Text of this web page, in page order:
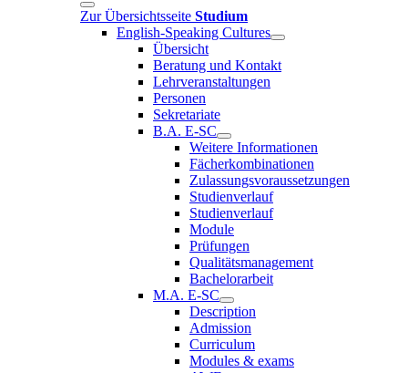
Zur Übersichtsseite Studium
English-Speaking Cultures
Übersicht
Beratung und Kontakt
Lehrveranstaltungen
Personen
Sekretariate
B.A. E-SC
Weitere Informationen
Fächerkombinationen
Zulassungsvoraussetzungen
Studienverlauf
Studienverlauf
Module
Prüfungen
Qualitätsmanagement
Bachelorarbeit
M.A. E-SC
Description
Admission
Curriculum
Modules & exams